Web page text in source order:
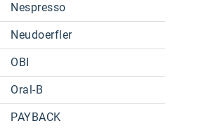
Nespresso
Neudoerfler
OBI
Oral-B
PAYBACK